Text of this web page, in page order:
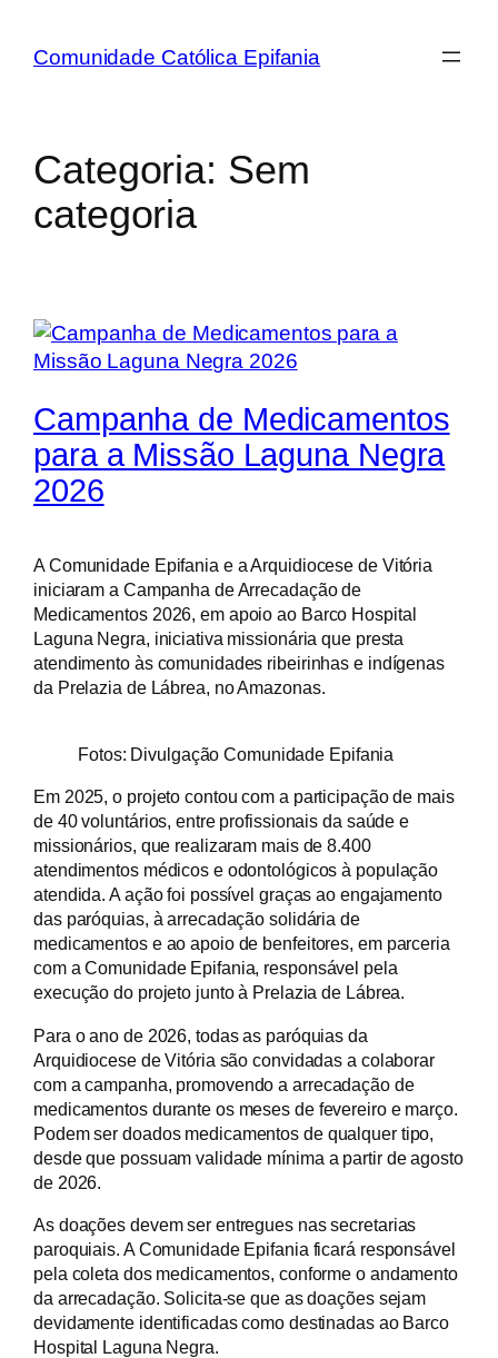
Comunidade Católica Epifania
Categoria: Sem
categoria
Campanha de Medicamentos
para a Missão Laguna Negra
2026
A Comunidade Epifania e a Arquidiocese de Vitória
iniciaram a Campanha de Arrecadação de
Medicamentos 2026, em apoio ao Barco Hospital
Laguna Negra, iniciativa missionária que presta
atendimento às comunidades ribeirinhas e indígenas
da Prelazia de Lábrea, no Amazonas.
Fotos: Divulgação Comunidade Epifania
Em 2025, o projeto contou com a participação de mais
de 40 voluntários, entre profissionais da saúde e
missionários, que realizaram mais de 8.400
atendimentos médicos e odontológicos à população
atendida. A ação foi possível graças ao engajamento
das paróquias, à arrecadação solidária de
medicamentos e ao apoio de benfeitores, em parceria
com a Comunidade Epifania, responsável pela
execução do projeto junto à Prelazia de Lábrea.
Para o ano de 2026, todas as paróquias da
Arquidiocese de Vitória são convidadas a colaborar
com a campanha, promovendo a arrecadação de
medicamentos durante os meses de fevereiro e março.
Podem ser doados medicamentos de qualquer tipo,
desde que possuam validade mínima a partir de agosto
de 2026.
As doações devem ser entregues nas secretarias
paroquiais. A Comunidade Epifania ficará responsável
pela coleta dos medicamentos, conforme o andamento
da arrecadação. Solicita-se que as doações sejam
devidamente identificadas como destinadas ao Barco
Hospital Laguna Negra.